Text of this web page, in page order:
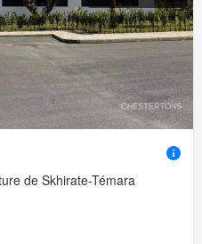
de Skhirate-Témara